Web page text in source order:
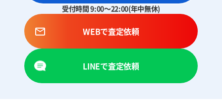
受付時間 9:00～22:00(年中無休)
WEBで査定依頼
LINEで査定依頼